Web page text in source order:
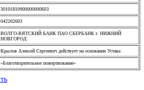
30101810900000000603
042202603
ВОЛГО-ВЯТСКИЙ БАНК ПАО СБЕРБАНК г. НИЖНИЙ
НОВГОРОД
Крылов Алексей Сергеевич действует на основании Устава
«Благотворительное пожертвование»